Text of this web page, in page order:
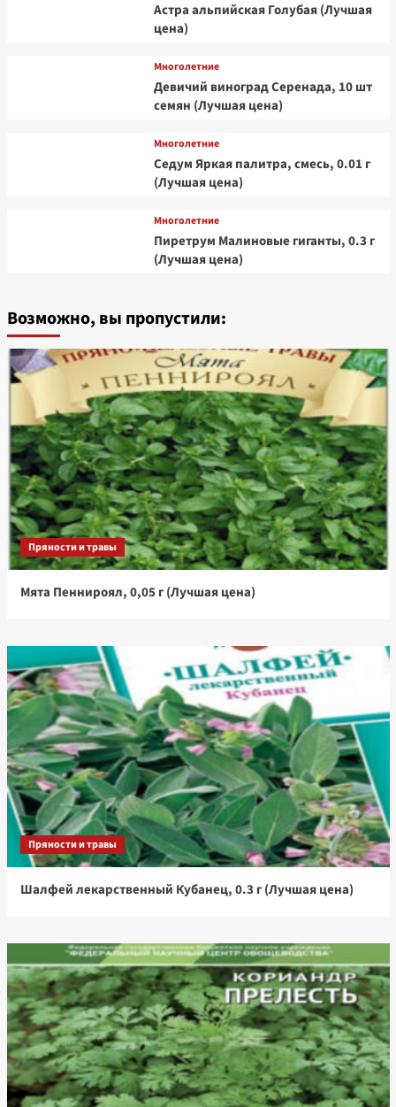
Астра альпийская Голубая (Лучшая
цена)
Многолетние
Девичий виноград Серенада, 10 шт
семян (Лучшая цена)
Многолетние
Седум Яркая палитра, смесь, 0.01 г
(Лучшая цена)
Многолетние
Пиретрум Малиновые гиганты, 0.3 г
(Лучшая цена)
Возможно, вы пропустили:
Пряности и травы
Мята Пеннироял, 0,05 г (Лучшая цена)
Пряности и травы
Шалфей лекарственный Кубанец, 0.3 г (Лучшая цена)